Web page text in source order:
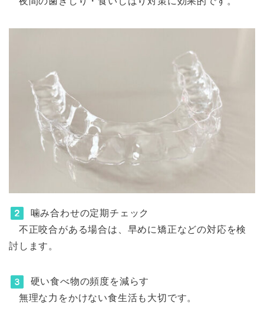
噛み合わせの定期チェック
不正咬合がある場合は、早めに矯正などの対応を検
討します。
硬い食べ物の頻度を減らす
無理な力をかけない食生活も大切です。